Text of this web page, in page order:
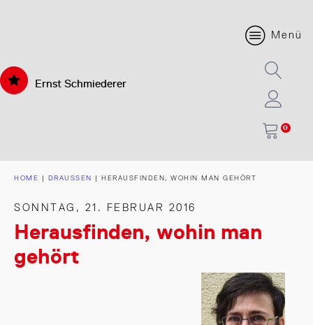
Ernst Schmiederer
Menü
0
HOME | DRAUSSEN | HERAUSFINDEN, WOHIN MAN GEHÖRT
SONNTAG, 21. FEBRUAR 2016
Herausfinden, wohin man
gehört